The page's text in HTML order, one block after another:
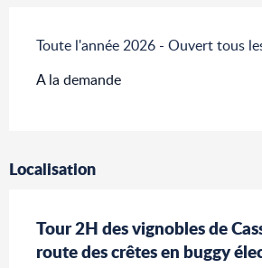
Toute l'année 2026 - Ouvert tous
A la demande
Localisation
Tour 2H des vignobles de
route des crêtes en buggy